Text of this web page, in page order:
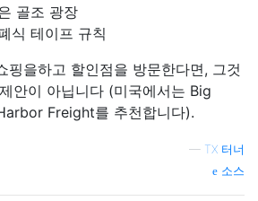
골조 광장
식 테이프 규칙
핑을하고 할인점을 방문한다면, 그것
안이 아닙니다 (미국에서는 Big
Freight를 추천합니다).
— TX 터너
소스